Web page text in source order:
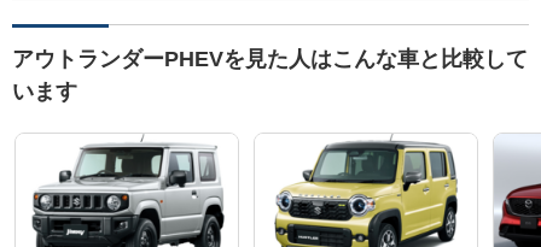
アウトランダーPHEVを見た人はこんな車と比較して
います